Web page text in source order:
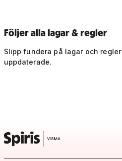
Följer alla lagar & regler
Slipp fundera på lagar och
uppdaterade.